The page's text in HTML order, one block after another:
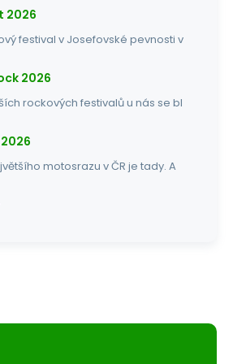
2026
festival v Josefovské pevnosti v
2026
rockových festivalů u nás se bl
motosrazu v ČR je tady. A